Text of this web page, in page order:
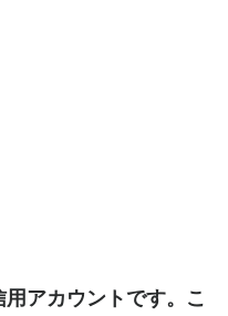
アカウントです。こ